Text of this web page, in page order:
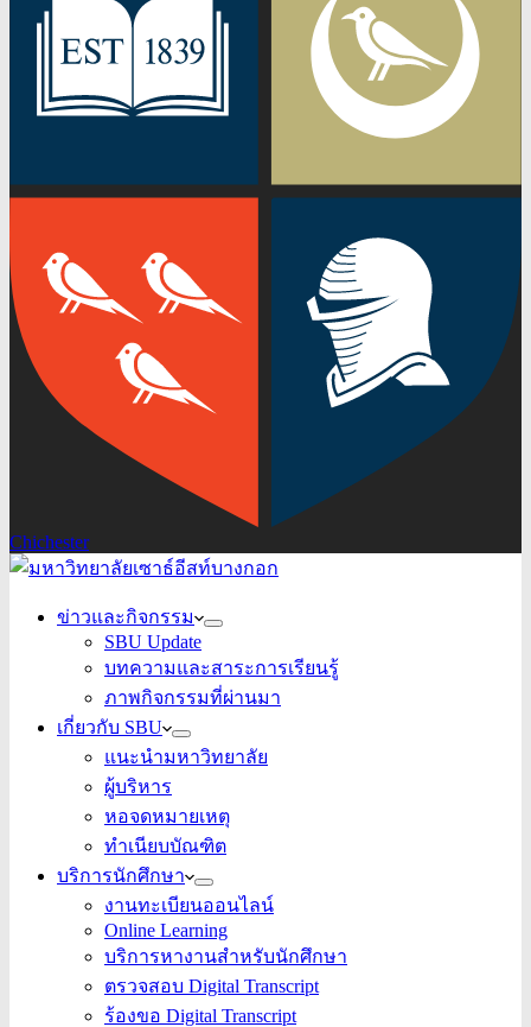
Chichester
ข่าวและกิจกรรม
SBU Update
บทความและสาระการเรียนรู้
ภาพกิจกรรมที่ผ่านมา
เกี่ยวกับ SBU
แนะนำมหาวิทยาลัย
ผู้บริหาร
หอจดหมายเหตุ
ทำเนียบบัณฑิต
บริการนักศึกษา
งานทะเบียนออนไลน์
Online Learning
บริการหางานสำหรับนักศึกษา
ตรวจสอบ Digital Transcript
ร้องขอ Digital Transcript